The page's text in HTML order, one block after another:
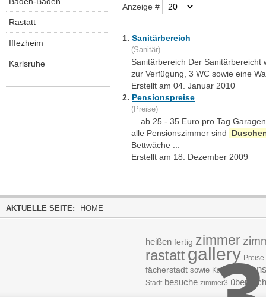
Anzeige #
1. Sanitärbereich
(Sanitär)
Sanitärbereich Der
zur Verfügung, 3 WC sowie eine
Erstellt am 04. Januar 2010
2. Pensionspreise
(Preise)
... ab 25 - 35 Euro.pro Tag
alle Pensionszimmer sind
Bettwäche ...
Erstellt am 18. Dezember 2009
Rastatt
Iffezheim
Karlsruhe
AKTUELLE SEITE: HOME
heißen fertig zimmer
rastattgallery Preise
fächerstadt sowie Karlsruhe
Stadt besuche zimmer3